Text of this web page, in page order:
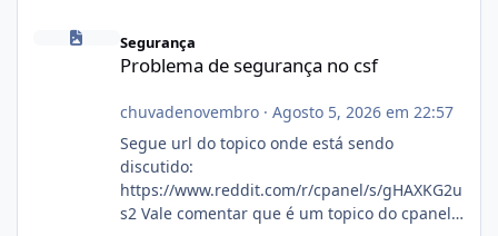
Problema de segurança no csf
Segurança
Problema de segurança no csf
chuvadenovembro· Agosto 5, 2026 em 22:57
Segue url do topico onde está sendo
discutido:
https://www.reddit.com/r/cpanel/s/gHAXKG2u
s2 Vale comentar que é um topico do cpanel...